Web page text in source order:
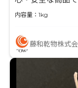
内容量：1kg
藤和乾物株式